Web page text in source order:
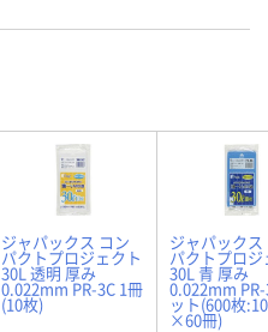
ジャパックス コン
パクトプロジェクト
30L 透明 厚み
0.022mm PR-3C 1冊
(10枚)
ジャパックス
パクトプロ
30L 青 厚み
0.022mm
ット(600枚
×60冊)